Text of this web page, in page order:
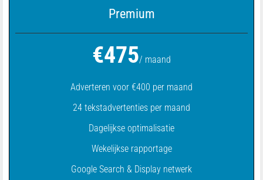
Premium
€475/ maand
Adverteren voor €400 per maand
24 tekstadvertenties per maand
Dagelijkse optimalisatie
Wekelijkse rapportage
Google Search & Display netwerk